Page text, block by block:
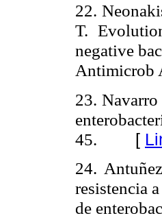
22.
T.
negative
Antimicrob
23.
45. [
24.
resistencia
de